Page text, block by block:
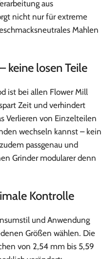
aus
nicht nur für extreme
Mahlen
keine losen Teile
ist bei allen Flower Mill
Zeit und verhindert
Verlieren von Einzelteilen
wechseln kannst – kein
passgenau und
Grinder modularer denn
Kontrolle
und Anwendung
Größen wählen. Die
von 2,54 mm bis 5,59